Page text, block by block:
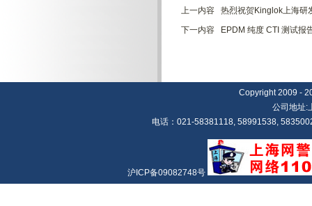
上一内容 热烈祝贺Kinglok上海研
下一内容 EPDM 纯度 CTI 测试报
Copyright 2009 -
公司地址:
电话：021-58381118, 58991538,
沪ICP备09082748号